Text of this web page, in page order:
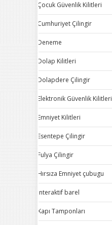
Çocuk Güvenlik Kilitleri
Cumhuriyet Çilingir
Deneme
Dolap Kilitleri
Dolapdere Çilingir
Elektronik Güvenlik Kilitleri
Emniyet Kilitleri
Esentepe Çilingir
Fulya Çilingir
Hırsıza Emniyet çubugu
Interaktif barel
Kapı Tamponları